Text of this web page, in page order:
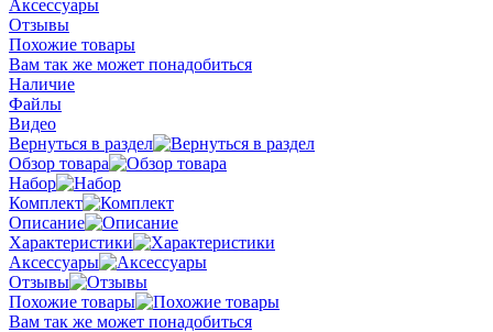
Аксессуары
Отзывы
Похожие товары
Вам так же может понадобиться
Наличие
Файлы
Видео
Вернуться в раздел
Обзор товара
Набор
Комплект
Описание
Характеристики
Аксессуары
Отзывы
Похожие товары
Вам так же может понадобиться